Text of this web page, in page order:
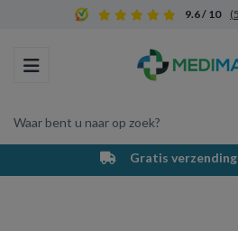
9.6 / 10
Toggle navigation
Waar bent u naar op zoek?
Winkelwagen
Gratis verzending